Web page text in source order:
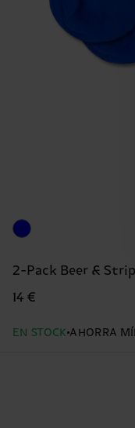
2-Pack Beer &
14 €
EN STOCK AHORRA